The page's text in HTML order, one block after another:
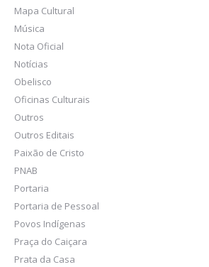
Mapa Cultural
Música
Nota Oficial
Notícias
Obelisco
Oficinas Culturais
Outros
Outros Editais
Paixão de Cristo
PNAB
Portaria
Portaria de Pessoal
Povos Indígenas
Praça do Caiçara
Prata da Casa